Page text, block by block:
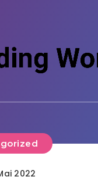
2022